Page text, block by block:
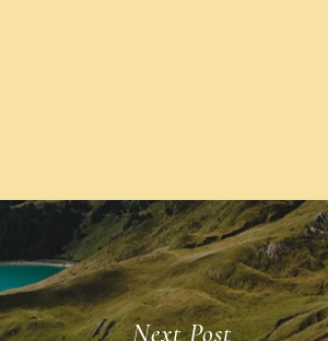
Next Post